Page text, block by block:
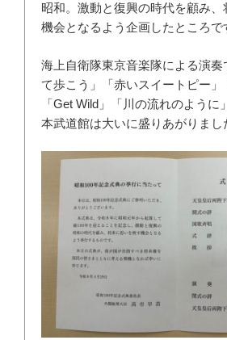
昭和。激動と復興の時代を顧み
機会となるよう企画したところで
海上自衛隊東京音楽隊による演奏
て歩こう」「赤いスイートピー」
「Get Wild」「川の流れのように
本武道館は大いに盛りあがりまし